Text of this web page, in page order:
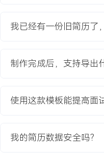
3.试点与推广：选取X家门店
订单满足率与响应时间，收
应商管理库存）模式，将部分
2.项目覆盖的高频缺货配件品
升。
我已经有一份旧简历了
制作完成后，支持导出
使用这款模板能提高面
我的简历数据安全吗？